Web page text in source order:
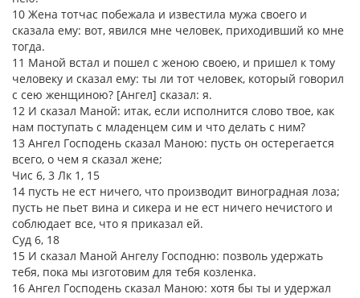
10 Жена тотчас побежала и известила мужа своего и
сказала ему: вот, явился мне человек, приходивший ко мне
тогда.
11 Маной встал и пошел с женою своею, и пришел к тому
человеку и сказал ему: ты ли тот человек, который говорил
с сею женщиною? [Ангел] сказал: я.
12 И сказал Маной: итак, если исполнится слово твое, как
нам поступать с младенцем сим и что делать с ним?
13 Ангел Господень сказал Маною: пусть он остерегается
всего, о чем я сказал жене;
Чис 6, 3 Лк 1, 15
14 пусть не ест ничего, что производит виноградная лоза;
пусть не пьет вина и сикера и не ест ничего нечистого и
соблюдает все, что я приказал ей.
Суд 6, 18
15 И сказал Маной Ангелу Господню: позволь удержать
тебя, пока мы изготовим для тебя козленка.
16 Ангел Господень сказал Маною: хотя бы ты и удержал